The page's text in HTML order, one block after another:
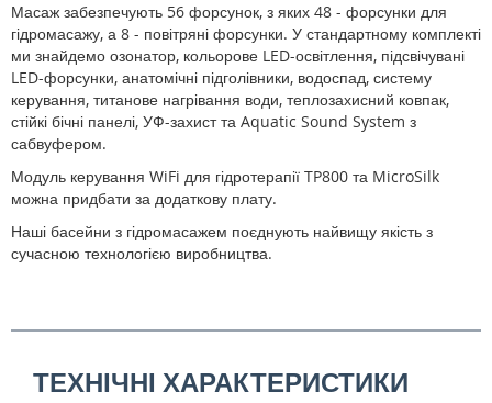
Масаж забезпечують 56 форсунок, з яких 48 - форсунки для
гідромасажу, а 8 - повітряні форсунки. У стандартному комплекті
ми знайдемо озонатор, кольорове LED-освітлення, підсвічувані
LED-форсунки, анатомічні підголівники, водоспад, систему
керування, титанове нагрівання води, теплозахисний ковпак,
стійкі бічні панелі, УФ-захист та Aquatic Sound System з
сабвуфером.
Модуль керування WiFi для гідротерапії TP800 та MicroSilk
можна придбати за додаткову плату.
Наші басейни з гідромасажем поєднують найвищу якість з
сучасною технологією виробництва.
ТЕХНІЧНІ ХАРАКТЕРИСТИКИ